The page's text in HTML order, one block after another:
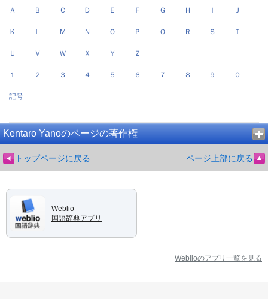
Ａ Ｂ Ｃ Ｄ Ｅ Ｆ Ｇ Ｈ Ｉ Ｊ
Ｋ Ｌ Ｍ Ｎ Ｏ Ｐ Ｑ Ｒ Ｓ Ｔ
Ｕ Ｖ Ｗ Ｘ Ｙ Ｚ
１ ２ ３ ４ ５ ６ ７ ８ ９ ０
記号
Kentaro Yanoのページの著作権
トップページに戻る ページ上部に戻る
Weblio
国語辞典アプリ
Weblioのアプリ一覧を見る